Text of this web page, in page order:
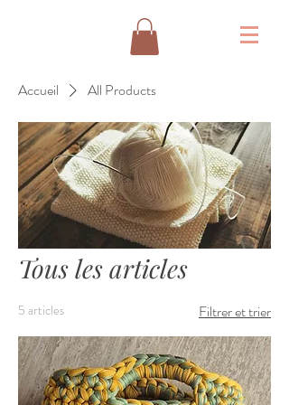
Accueil All Products
Tous les articles
5 articles Filtrer et trier